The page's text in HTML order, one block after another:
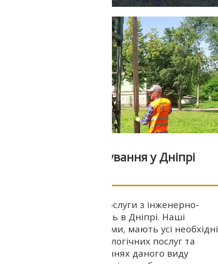
Геологічні вишукування у Дніпрі
Наша компанія надає послуги з інженерно-
геологічних вишукуваннь в Дніпрі. Наші
фахівці є сертифікованими, мають усі необхідні
дозволи на надання геологічних послуг та
компетентні у всіх питаннях даного виду